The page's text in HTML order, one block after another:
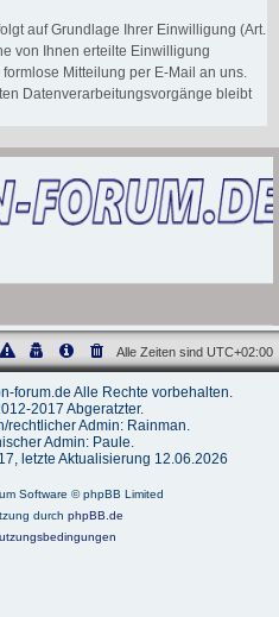
auf Grundlage Ihrer Einwilligung (Art.
von Ihnen erteilte Einwilligung
Mitteilung per E-Mail an uns.
Datenverarbeitungsvorgänge bleibt
Alle Zeiten sind UTC+02:00
forum.de Alle Rechte vorbehalten.
2017 Abgeratzter.
rechtlicher Admin: Rainman.
Admin: Paule.
letzte Aktualisierung 12.06.2026
Software © phpBB Limited
durch phpBB.de